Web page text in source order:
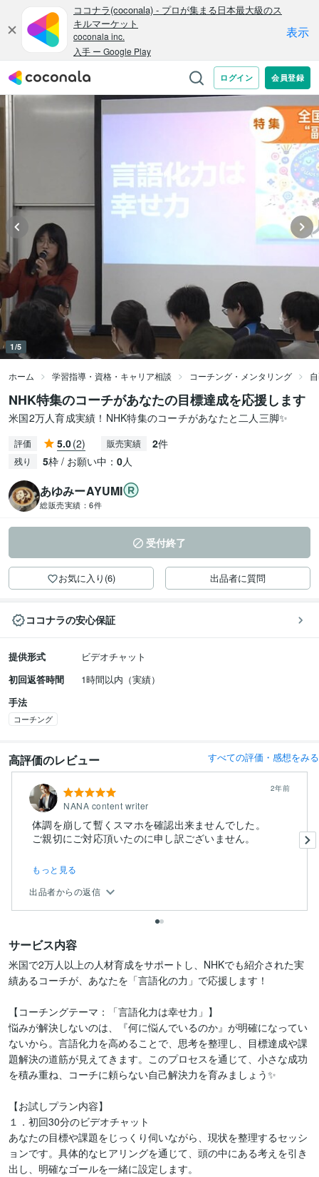
1/5
ホーム 学習指導・資格・キャリア相談 コーチング・メンタリング
NHK特集のコーチがあなたの目標達成を応援します
米国2万人育成実績！NHK特集のコーチがあなたと二人三脚✨️
評価 5.0(2) 販売実績 2件
残り 5枠 / お願い中： 0人
あゆみーAYUMI
総販売実績： 6件
受付終了
お気に入り(6) 出品者に質問
ココナラの安心保証
提供形式
ビデオチャット
初回返答時間
1時間以内（実績）
手法
コーチング
高評価のレビュー すべての評価・感想をみる
NANA content writer
2年前
体調を崩して暫くスマホを確認出来ませんでした。
もっと見る
出品者からの返信
サービス内容
米国で2万人以上の人材育成をサポートし、NHKでも紹介された実
績あるコーチが、あなたを「言語化の力」で応援します！
【コーチングテーマ：「言語化力は幸せ力」】
悩みが解決しないのは、『何に悩んでいるのか』が明確になってい
ないから。言語化力を高めることで、思考を整理し、目標達成や課
題解決の道筋が見えてきます。このプロセスを通じて、小さな成功
を積み重ね、コーチに頼らない自己解決力を育みましょう✨️
【お試しプラン内容】
１．初回30分のビデオチャット
あなたの目標や課題をじっくり伺いながら、現状を整理するセッシ
ョンです。具体的なヒアリングを通じて、頭の中にある考えを引き
出し、明確なゴールを一緒に設定します。